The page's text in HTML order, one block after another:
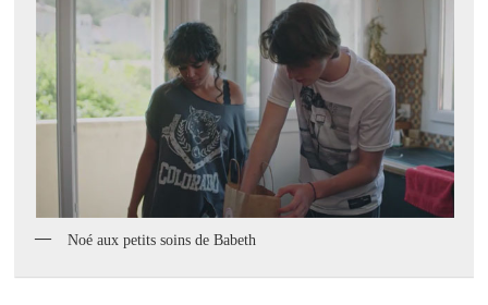
Noé aux petits soins de Babeth